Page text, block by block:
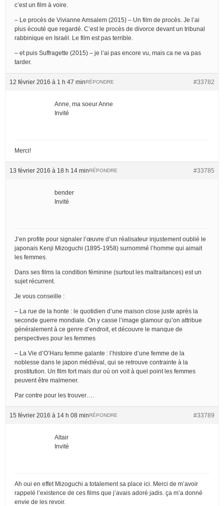
c’est un film à voire.
– Le procès de Vivianne Amsalem (2015) – Un film de procès. Je l’ai
plus écouté que regardé. C’est le procès de divorce devant un tribunal
rabbinique en Israël. Le film est pas terrible.
– et puis Suffragette (2015) – je l’ai pas encore vu, mais ca ne va pas
tarder.
12 février 2016 à 1 h 47 min #33782
RÉPONDRE
Anne, ma soeur Anne
Invité
Merci!
13 février 2016 à 18 h 14 min #33785
RÉPONDRE
bender
Invité
J’en profite pour signaler l’œuvre d’un réalisateur injustement oublié le
japonais Kenji Mizoguchi (1895-1958) surnommé l’homme qui aimait
les femmes.
Dans ses films la condition féminine (surtout les maltraitances) est un
sujet récurrent.
Je vous conseille :
– La rue de la honte : le quotidien d’une maison close juste après la
seconde guerre mondiale. On y casse l’image glamour qu’on attribue
généralement à ce genre d’endroit, et découvre le manque de
perspectives pour les femmes
– La Vie d’O’Haru femme galante : l’histoire d’une femme de la
noblesse dans le japon médiéval, qui se retrouve contrainte à la
prostitution. Un film fort mais dur où on voit à quel point les femmes
peuvent être malmener.
Par contre pour les trouver….
15 février 2016 à 14 h 08 min #33789
RÉPONDRE
Altair
Invité
Ah oui en effet Mizoguchi a totalement sa place ici. Merci de m’avoir
rappelé l’existence de ces films que j’avais adoré jadis. ça m’a donné
envie de les revoir.